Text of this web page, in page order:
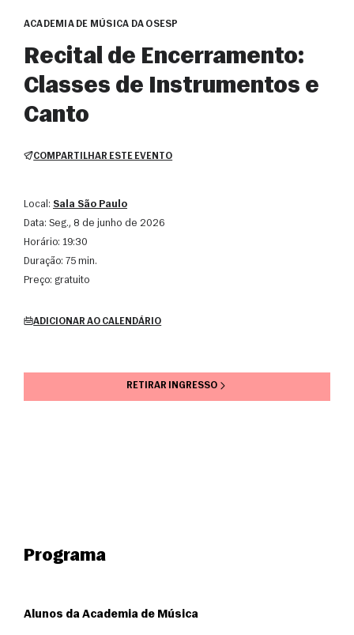
ACADEMIA DE MÚSICA DA OSESP
Recital de Encerramento:
Classes de Instrumentos e
Canto
COMPARTILHAR ESTE EVENTO
Local: Sala São Paulo
Data:
seg., 8 de junho de 2026
Horário:
19:30
Duração: 75 min.
Preço: gratuito
ADICIONAR AO CALENDÁRIO
RETIRAR INGRESSO
Programa
Alunos da Academia de Música